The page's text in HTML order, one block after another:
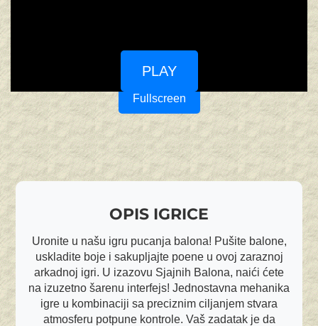
PLAY
Fullscreen
OPIS IGRICE
Uronite u našu igru pucanja balona! Pušite balone,
uskladite boje i sakupljajte poene u ovoj zaraznoj
arkadnoj igri. U izazovu Sjajnih Balona, naići ćete
na izuzetno šarenu interfejs! Jednostavna mehanika
igre u kombinaciji sa preciznim ciljanjem stvara
atmosferu potpune kontrole. Vaš zadatak je da